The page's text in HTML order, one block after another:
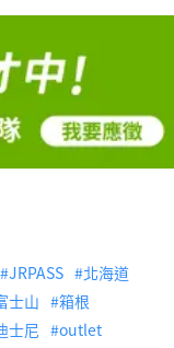
JRPASS
北海道
士山
箱根
士尼
outlet